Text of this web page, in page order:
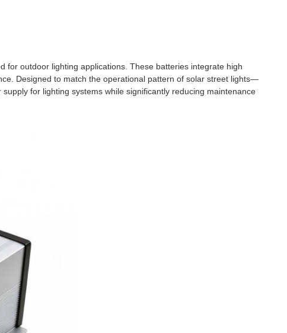
for outdoor lighting applications. These batteries integrate high
Designed to match the operational pattern of solar street lights—
for lighting systems while significantly reducing maintenance